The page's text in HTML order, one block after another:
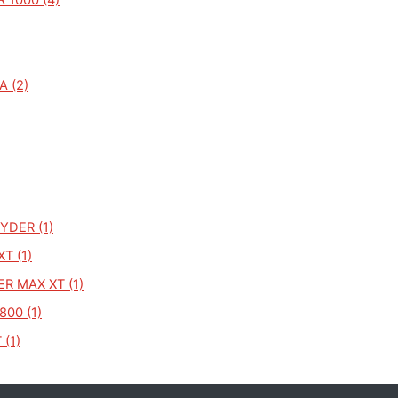
(2)
(1)
(1)
MAX XT (1)
(1)
(1)